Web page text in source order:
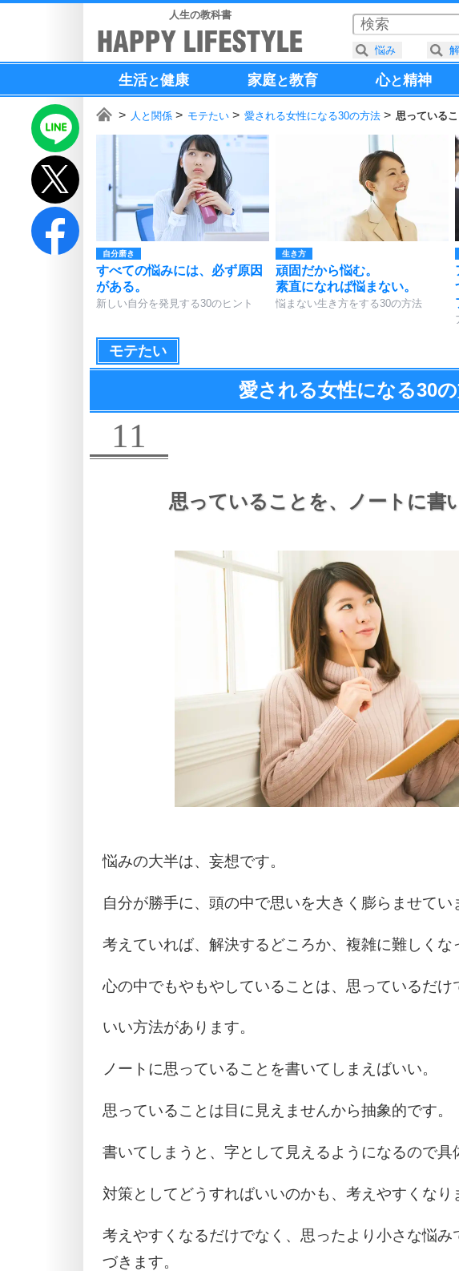
人生の教科書
生活と健康 家庭と教育 心と精神
人と関係 モテたい 愛される女性になる30の方法 思っている
自分磨き
すべての悩みには、必ず原因
がある。
新しい自分を発見する30のヒント
生き方
頑固だから悩む。
素直になれば悩まない。
悩まない生き方をする30の方法
モテたい
愛される女性になる30
11
思っていることを、 ノートに書
悩みの大半は、妄想です。
自分が勝手に、頭の中で思いを大きく膨らませてい
考えていれば、解決するどころか、複雑に難しくな
心の中でもやもやしていることは、思っているだけ
いい方法があります。
ノートに思っていることを書いてしまえばいい。
思っていることは目に見えませんから抽象的です。
書いてしまうと、字として見えるようになるので具
対策としてどうすればいいのかも、考えやすくなり
考えやすくなるだけでなく、思ったより小さな悩み
づきます。
悩み